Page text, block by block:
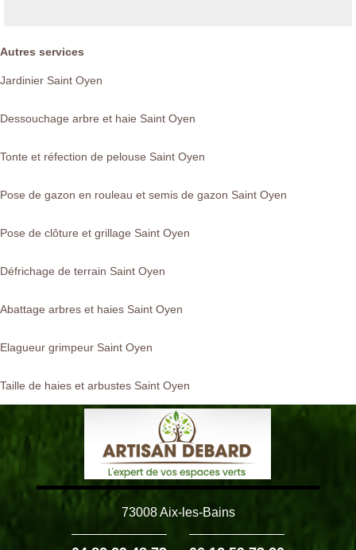
Autres services
Jardinier Saint Oyen
Dessouchage arbre et haie Saint Oyen
Tonte et réfection de pelouse Saint Oyen
Pose de gazon en rouleau et semis de gazon Saint Oyen
Pose de clôture et grillage Saint Oyen
Défrichage de terrain Saint Oyen
Abattage arbres et haies Saint Oyen
Elagueur grimpeur Saint Oyen
Taille de haies et arbustes Saint Oyen
73008 Aix-les-Bains